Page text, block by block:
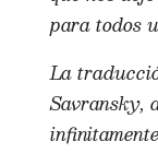
para todos
La
Savransky,